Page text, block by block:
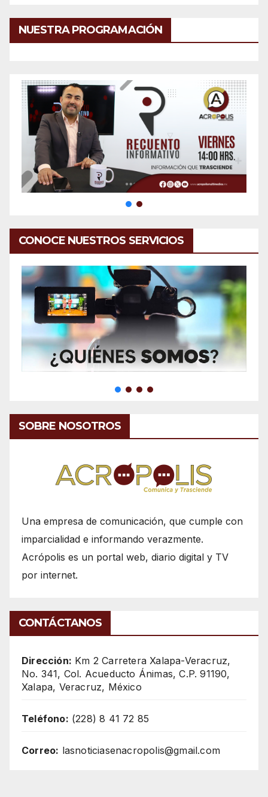
NUESTRA PROGRAMACIÓN
CONOCE NUESTROS SERVICIOS
SOBRE NOSOTROS
Una empresa de comunicación, que cumple con
imparcialidad e informando verazmente.
Acrópolis es un portal web, diario digital y TV
por internet.
CONTÁCTANOS
Dirección: Km 2 Carretera Xalapa-Veracruz,
No. 341, Col. Acueducto Ánimas, C.P. 91190,
Xalapa, Veracruz, México
Teléfono: (228) 8 41 72 85
Correo: lasnoticiasenacropolis@gmail.com